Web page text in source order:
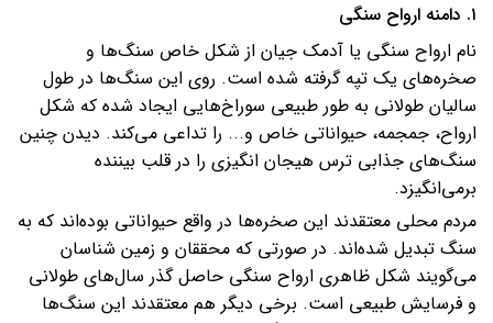
۱. دامنه ارواح سنگی
نام ارواح سنگی یا آدمک جیان از شکل خاص سنگ‌ها و
صخره‌های یک تپه گرفته شده است. روی این سنگ‌ها در طول
سالیان طولانی به طور طبیعی سوراخ‌هایی ایجاد شده که شکل
ارواح، جمجمه، حیواناتی خاص و... را تداعی می‌کند. دیدن چنین
سنگ‌های جذابی ترس هیجان انگیزی را در قلب بیننده
برمی‌انگیزد.
مردم محلی معتقدند این صخره‌ها در واقع حیواناتی بوده‌اند که به
سنگ تبدیل شده‌اند. در صورتی که محققان و زمین شناسان
می‌گویند شکل ظاهری ارواح سنگی حاصل گذر سال‌های طولانی
و فرسایش طبیعی است. برخی دیگر هم معتقدند این سنگ‌ها